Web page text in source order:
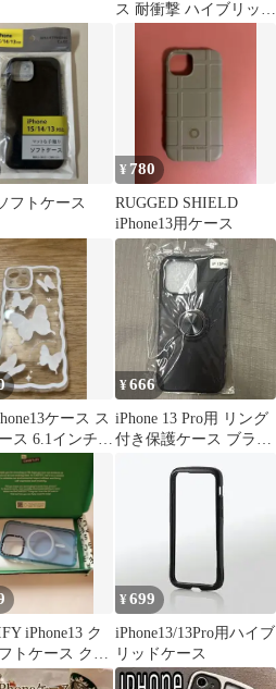
ス 耐衝撃 ハイブリッド
フトケース
¥ 780
RUGGED SHIELD
iPhone13用ケース
ケース ス
ス 6.1インチ
¥666
iPhone 13 Pro用 リング
付き保護ケース ブラッ
iPhone13 ク
トケース クリ
ー
¥699
iPhone13/13Pro用ハイブ
リッドケース